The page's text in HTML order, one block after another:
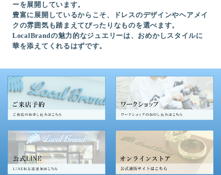
ーを展開しています。
豊富に展開しているからこそ、ドレスのデザインやヘアメイ
クの雰囲気も踏まえてぴったりなものを選べます。
LocalBrandの魅力的なジュエリーは、おめかしスタイルに
華を添えてくれるはずです。